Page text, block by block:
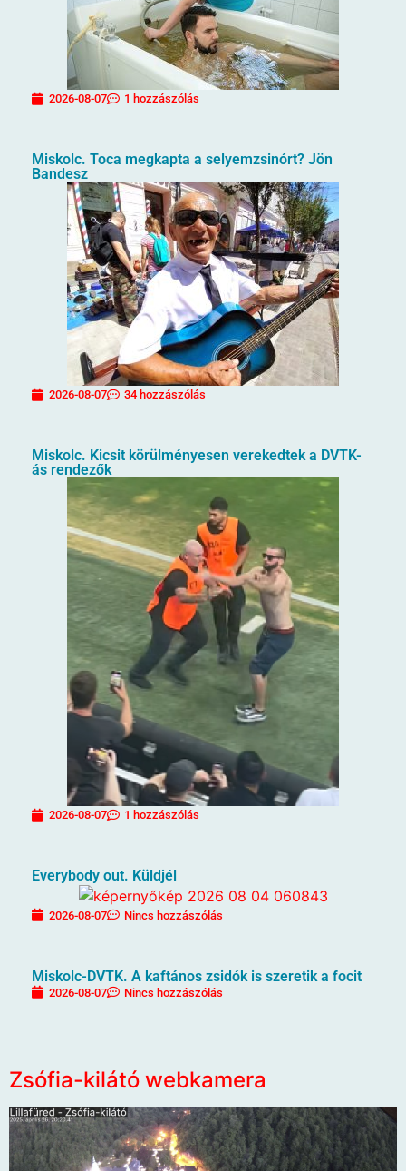
2026-08-07 1 hozzászólás
Miskolc. Toca megkapta a selyemzsinórt? Jön
Bandesz
2026-08-07 34 hozzászólás
Miskolc. Kicsit körülményesen verekedtek a DVTK-
ás rendezők
2026-08-07 1 hozzászólás
Everybody out. Küldjél
2026-08-07 Nincs hozzászólás
Miskolc-DVTK. A kaftános zsidók is szeretik a focit
2026-08-07 Nincs hozzászólás
Zsófia-kilátó webkamera